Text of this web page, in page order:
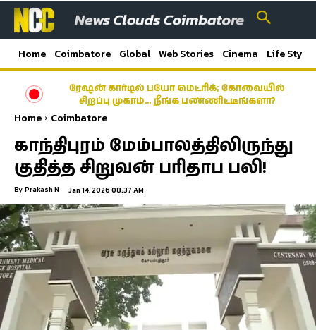
Home Coimbatore Global Web Stories Cinema Life Style
ரேஷன் கார்டில் பயோ மெட்ரிக்; கோவையில்
சிறப்பு முகாம்… நீங்க பண்ணிட்டீங்களா?
Home Coimbatore
காந்திபுரம் மேம்பாலத்திலிருந்து
குதித்த சிறுவன் பரிதாப பலி!
By Prakash N Jan 14, 2026 08:37 AM